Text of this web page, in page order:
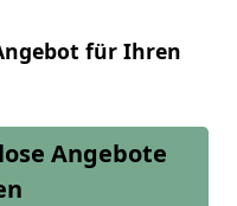
für Ihren
Angebote